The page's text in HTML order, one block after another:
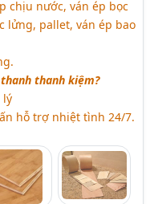
chịu nước, ván ép bọc
lửng, pallet, ván ép bao
thanh kiệm?
lý
hỗ trợ nhiệt tình 24/7.